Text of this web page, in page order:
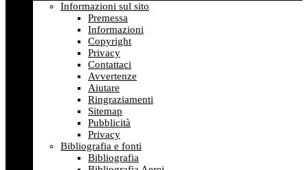
Informazioni sul sito
Premessa
Informazioni
Copyright
Privacy
Contattaci
Avvertenze
Aiutare
Ringraziamenti
Sitemap
Pubblicità
Privacy
Bibliografia e fonti
Bibliografia